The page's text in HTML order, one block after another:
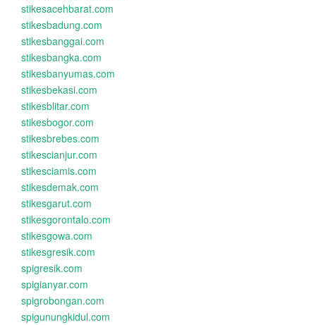
stikesacehbarat.com
stikesbadung.com
stikesbanggai.com
stikesbangka.com
stikesbanyumas.com
stikesbekasi.com
stikesblitar.com
stikesbogor.com
stikesbrebes.com
stikescianjur.com
stikesciamis.com
stikesdemak.com
stikesgarut.com
stikesgorontalo.com
stikesgowa.com
stikesgresik.com
spigresik.com
spigianyar.com
spigrobongan.com
spigunungkidul.com